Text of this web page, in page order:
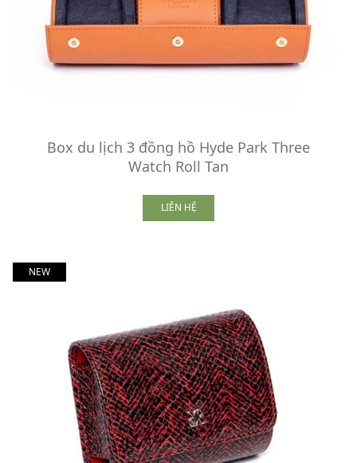
Box du lịch 3 đồng hồ Hyde Park Three
Watch Roll Tan
LIÊN HỆ
NEW